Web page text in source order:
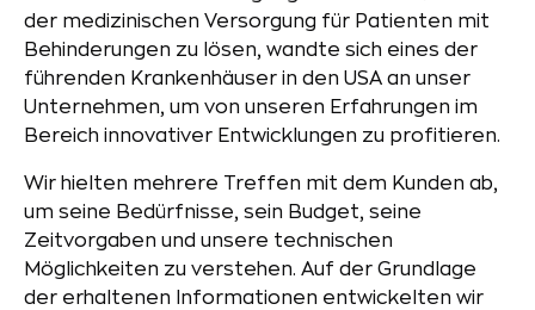
der medizinischen Versorgung für Patienten mit
Behinderungen zu lösen, wandte sich eines der
führenden Krankenhäuser in den USA an unser
Unternehmen, um von unseren Erfahrungen im
Bereich innovativer Entwicklungen zu profitieren.
Wir hielten mehrere Treffen mit dem Kunden ab,
um seine Bedürfnisse, sein Budget, seine
Zeitvorgaben und unsere technischen
Möglichkeiten zu verstehen. Auf der Grundlage
der erhaltenen Informationen entwickelten wir